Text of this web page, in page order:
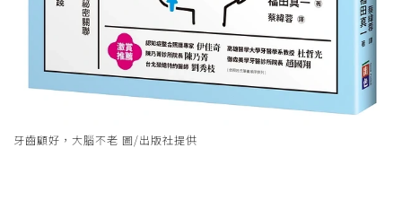
牙齒顧好，大腦不老 圖/出版社提供